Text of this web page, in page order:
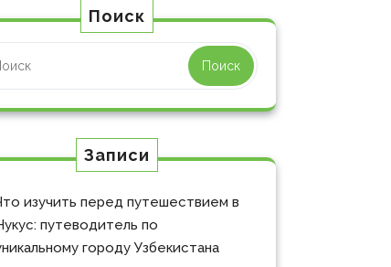
Поиск
Поиск
Записи
изучить перед путешествием в
путеводитель по
городу Узбекистана